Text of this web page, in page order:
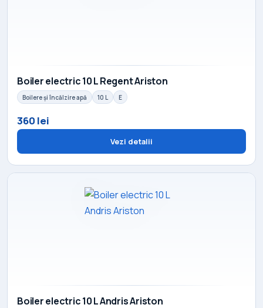
Boiler electric 10 L Regent Ariston
Boilere și încălzire apă 10 L E
360 lei
Vezi detalii
Boiler electric 10 L Andris Ariston